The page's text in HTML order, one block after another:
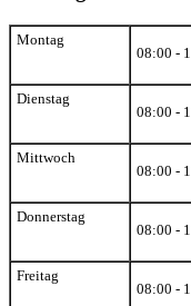
Montag
08:00 -
Dienstag
08:00 -
Mittwoch
08:00 -
Donnerstag
08:00 -
Freitag
08:00 -